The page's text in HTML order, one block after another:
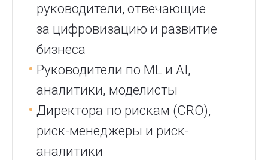
руководители, отвечающие
за цифровизацию и развитие
бизнеса
Руководители по ML и AI,
аналитики, моделисты
Директора по рискам (CRO),
риск-менеджеры и риск-
аналитики